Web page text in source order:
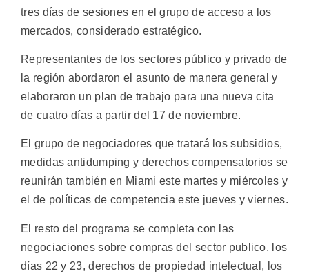
tres días de sesiones en el grupo de acceso a los
mercados, considerado estratégico.
Representantes de los sectores público y privado de
la región abordaron el asunto de manera general y
elaboraron un plan de trabajo para una nueva cita
de cuatro días a partir del 17 de noviembre.
El grupo de negociadores que tratará los subsidios,
medidas antidumping y derechos compensatorios se
reunirán también en Miami este martes y miércoles y
el de políticas de competencia este jueves y viernes.
El resto del programa se completa con las
negociaciones sobre compras del sector publico, los
días 22 y 23, derechos de propiedad intelectual, los